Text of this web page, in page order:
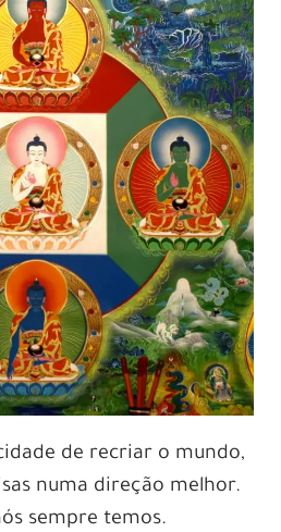
de recriar o mundo,
numa direção melhor.
sempre temos.